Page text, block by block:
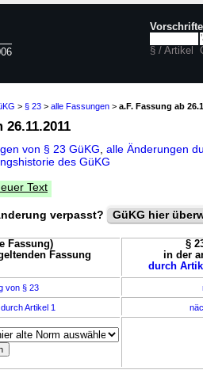
§ / Artikel
> § 23 > alle Fassungen > a.F. Fassung ab
26.11.2011
von § 23 GüKG alle Änderungen
des GüKG
Text
verpasst? GüKG hier
Fassung)
Fassung
§
in der
durch
von § 23
Artikel 1